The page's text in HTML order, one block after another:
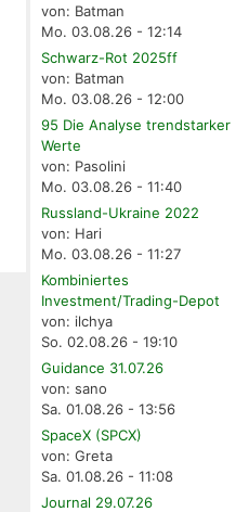
von: Batman
Mo. 03.08.26 - 12:14
Schwarz-Rot 2025ff
von: Batman
Mo. 03.08.26 - 12:00
95 Die Analyse trendstarker
Werte
von: Pasolini
Mo. 03.08.26 - 11:40
Russland-Ukraine 2022
von: Hari
Mo. 03.08.26 - 11:27
Kombiniertes
Investment/Trading-Depot
von: ilchya
So. 02.08.26 - 19:10
Guidance 31.07.26
von: sano
Sa. 01.08.26 - 13:56
SpaceX (SPCX)
von: Greta
Sa. 01.08.26 - 11:08
Journal 29.07.26